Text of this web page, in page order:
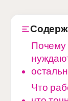
Почему
Что